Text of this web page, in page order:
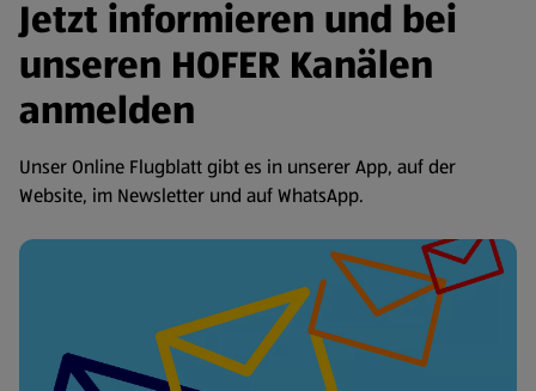
Jetzt informieren und bei
unseren HOFER Kanälen
anmelden
Unser Online Flugblatt gibt es in unserer App, auf der
Website, im Newsletter und auf WhatsApp.